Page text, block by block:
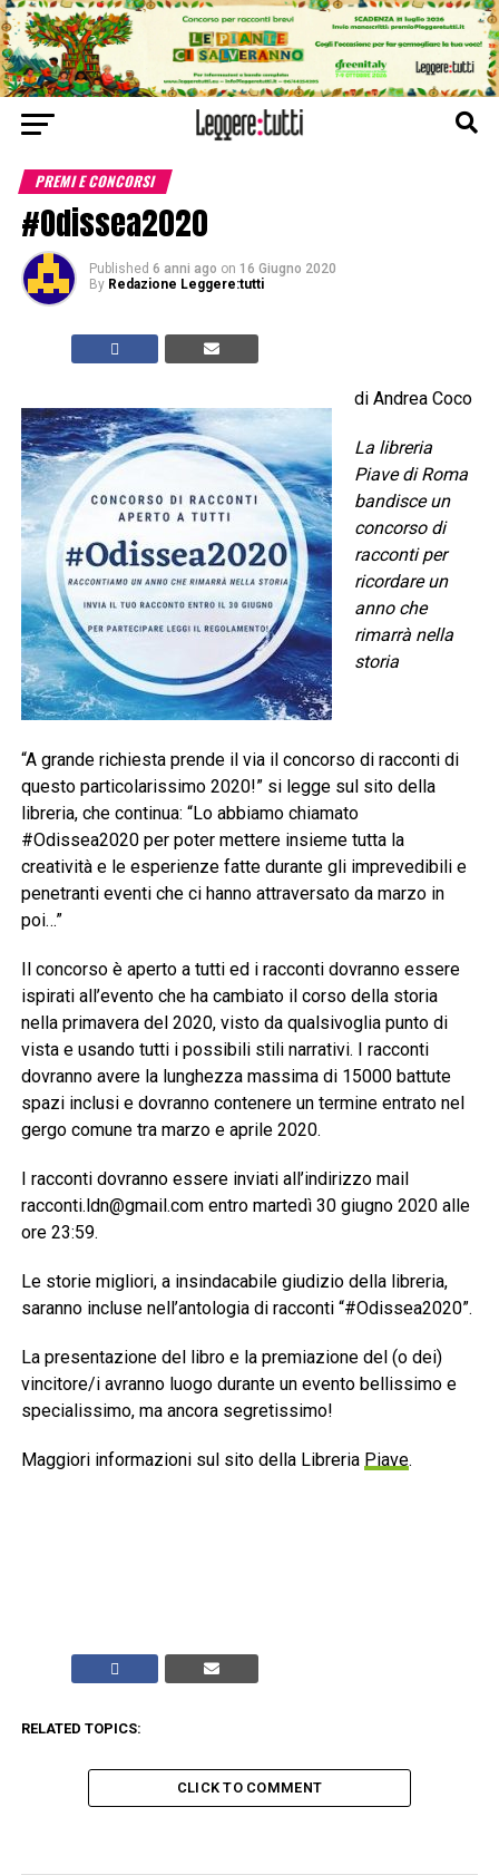
PREMI E CONCORSI
#Odissea2020
Published 6 anni ago on 16 Giugno 2020
By Redazione Leggere:tutti
di Andrea Coco
La libreria
Piave di Roma
bandisce un
concorso di
racconti per
ricordare un
anno che
rimarrà nella
storia
“A grande richiesta prende il via il concorso di racconti di
questo particolarissimo 2020!” si legge sul sito della
libreria, che continua: “Lo abbiamo chiamato
#Odissea2020 per poter mettere insieme tutta la
creatività e le esperienze fatte durante gli imprevedibili e
penetranti eventi che ci hanno attraversato da marzo in
poi…”
Il concorso è aperto a tutti ed i racconti dovranno essere
ispirati all’evento che ha cambiato il corso della storia
nella primavera del 2020, visto da qualsivoglia punto di
vista e usando tutti i possibili stili narrativi. I racconti
dovranno avere la lunghezza massima di 15000 battute
spazi inclusi e dovranno contenere un termine entrato nel
gergo comune tra marzo e aprile 2020.
I racconti dovranno essere inviati all’indirizzo mail
racconti.ldn@gmail.com entro martedì 30 giugno 2020 alle
ore 23:59.
Le storie migliori, a insindacabile giudizio della libreria,
saranno incluse nell’antologia di racconti “#Odissea2020”.
La presentazione del libro e la premiazione del (o dei)
vincitore/i avranno luogo durante un evento bellissimo e
specialissimo, ma ancora segretissimo!
Maggiori informazioni sul sito della Libreria Piave.
RELATED TOPICS:
CLICK TO COMMENT